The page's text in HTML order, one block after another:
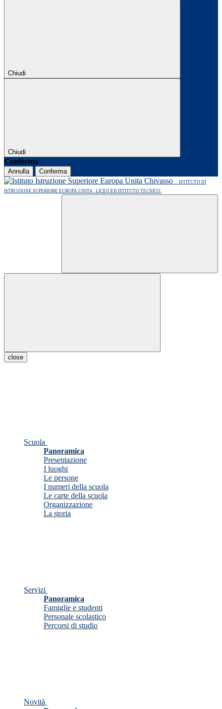
Chiudi
Chiudi
Conferma
Annulla Conferma
ISTITUTO DI
ISTRUZIONE SUPERIORE EUROPA UNITA LICEO ED ISTITUTO TECNICO
close
Scuola
Panoramica
Presentazione
I luoghi
Le persone
I numeri della scuola
Le carte della scuola
Organizzazione
La storia
Servizi
Panoramica
Famiglie e studenti
Personale scolastico
Percorsi di studio
Novità